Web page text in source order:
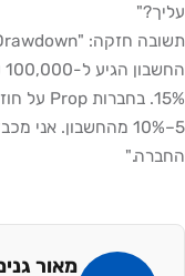
עליך?"
5–10% מהחשבון.
החברה."
מאור